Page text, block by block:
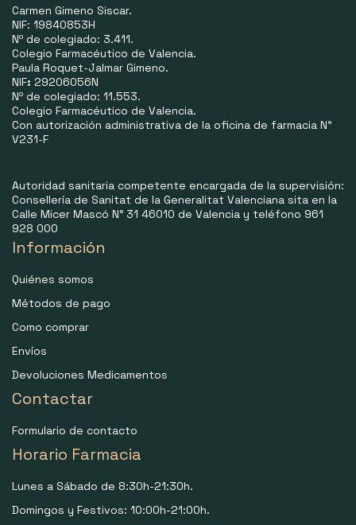
Carmen Gimeno Siscar.
NIF: 19840853H
Nº de colegiado: 3.411.
Colegio Farmacéutico de Valencia.
Paula Roquet-Jalmar Gimeno.
NIF: 29206056N
Nº de colegiado: 11.553.
Colegio Farmacéutico de Valencia.
Con autorización administrativa de la oficina de farmacia N°
V231-F
Autoridad sanitaria competente encargada de la supervisión:
Consellería de Sanitat de la Generalitat Valenciana sita en la
Calle Micer Mascó N° 31 46010 de Valencia y teléfono 961
928 000
Información
Quiénes somos
Métodos de pago
Como comprar
Envíos
Devoluciones Medicamentos
Contactar
Formulario de contacto
Horario Farmacia
Lunes a Sábado de 8:30h-21:30h.
Domingos y Festivos: 10:00h-21:00h.